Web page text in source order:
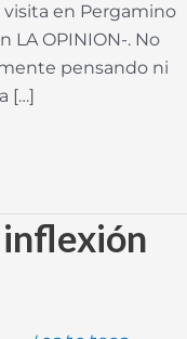
en Pergamino
LA OPINION-. No
pensando ni
[…]
inflexión